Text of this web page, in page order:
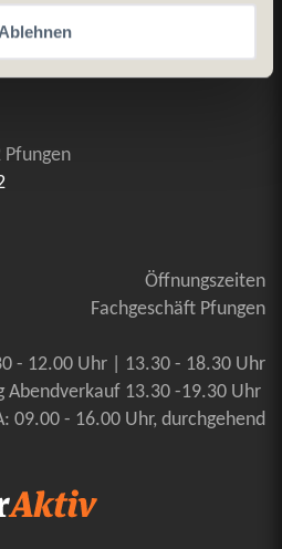
Ablehnen
Pfungen
Öffnungszeiten
Fachgeschäft Pfungen
- 12.00 Uhr | 13.30 - 18.30 Uhr
Abendverkauf 13.30 -19.30 Uhr
09.00 - 16.00 Uhr, durchgehend